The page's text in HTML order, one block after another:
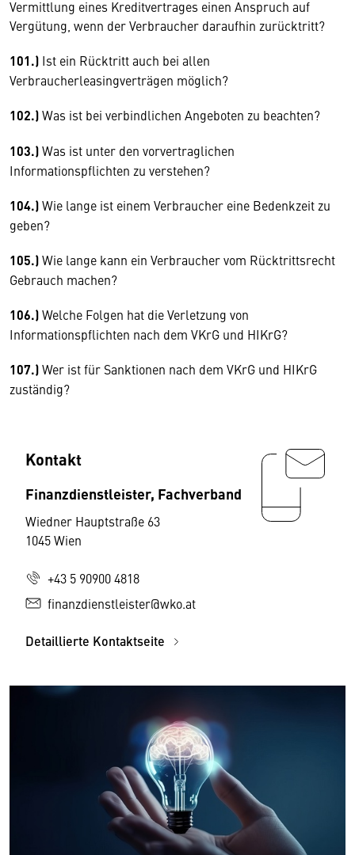
Vermittlung eines Kreditvertrages einen Anspruch auf
Vergütung, wenn der Verbraucher daraufhin zurücktritt?
101.) Ist ein Rücktritt auch bei allen
Verbraucherleasingverträgen möglich?
102.)Was ist bei verbindlichen Angeboten zu beachten?
103.)Was ist unter den vorvertraglichen
Informationspflichten zu verstehen?
104.)Wie lange ist einem Verbraucher eine Bedenkzeit zu
geben?
105.)Wie lange kann ein Verbraucher vom Rücktrittsrecht
Gebrauch machen?
106.)Welche Folgen hat die Verletzung von
Informationspflichten nach dem VKrG und HIKrG?
107.)Wer ist für Sanktionen nach dem VKrG und HIKrG
zuständig?
Kontakt
Finanzdienstleister, Fachverband
Wiedner Hauptstraße 63
1045 Wien
+43 5 90900 4818
finanzdienstleister@wko.at
Detaillierte Kontaktseite